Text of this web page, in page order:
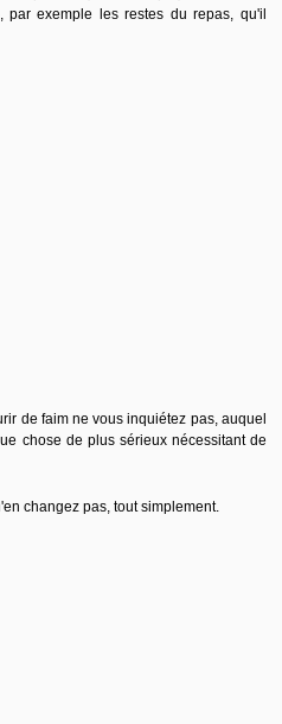
par exemple les restes du repas, qu'il
de faim ne vous inquiétez pas, auquel
chose de plus sérieux nécessitant de
changez pas, tout simplement.